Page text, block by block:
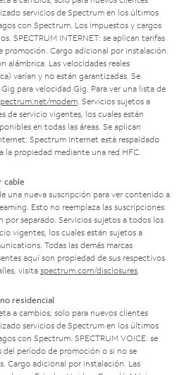
servicios de Spectrum en los últimos
con Spectrum. Los impuestos y cargos
SPECTRUM INTERNET: se aplican tarifas
promoción. Cargo adicional por instalación.
alámbrica. Las velocidades reales
varían y no están garantizadas. Se
para velocidad Gig. Para ver una lista de
modem . Servicios sujetos a
de servicio vigentes, los cuales están
en todas las áreas. Se aplican
Spectrum Internet está respaldado
la propiedad mediante una red HFC.
cable
una nueva suscripción para ver contenido a
Esto no reemplaza las suscripciones
por separado. Servicios sujetos a todos los
vigentes, los cuales están sujetos a
Todas las demás marcas
aquí son propiedad de sus respectivos
visita spectrum.com/disclosures
residencial
a cambios; solo para nuevos clientes
servicios de Spectrum en los últimos
con Spectrum. SPECTRUM VOICE: se
del período de promoción o si no se
Cargo adicional por instalación. Las